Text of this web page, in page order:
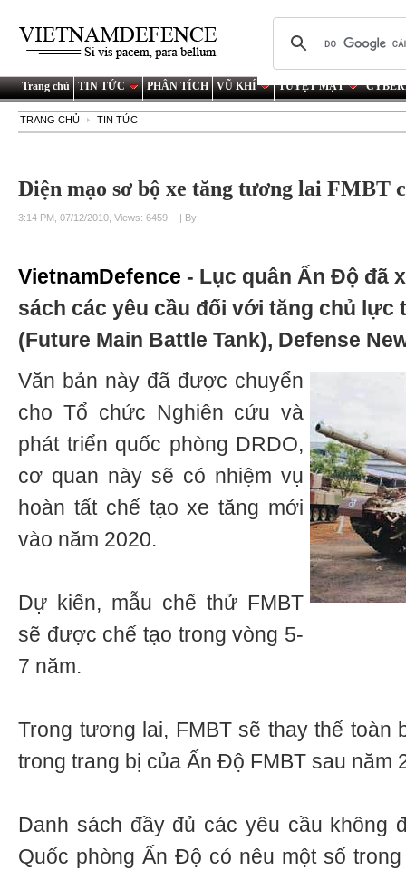
Trang chủ TIN TỨC PHÂN TÍCH VŨ KHÍ TUYỆT MẬT
TRANG CHỦ TIN TỨC
Diện mạo sơ bộ xe tăng tương lai FMBT
3:14 PM, 07/12/2010, Views: 6459 | By
VietnamDefence - Lục quân Ấn Độ đã
sách các yêu cầu đối với tăng chủ lực
(Future Main Battle Tank), Defense
Văn bản này đã được chuyển
cho Tổ chức Nghiên cứu và
phát triển quốc phòng DRDO,
cơ quan này sẽ có nhiệm vụ
hoàn tất chế tạo xe tăng mới
vào năm 2020.
Dự kiến, mẫu chế thử FMBT
sẽ được chế tạo trong vòng 5-
7 năm.
Trong tương lai, FMBT sẽ thay thế toàn
trong trang bị của Ấn Độ FMBT sau năm
Danh sách đầy đủ các yêu cầu không
Quốc phòng Ấn Độ có nêu một số